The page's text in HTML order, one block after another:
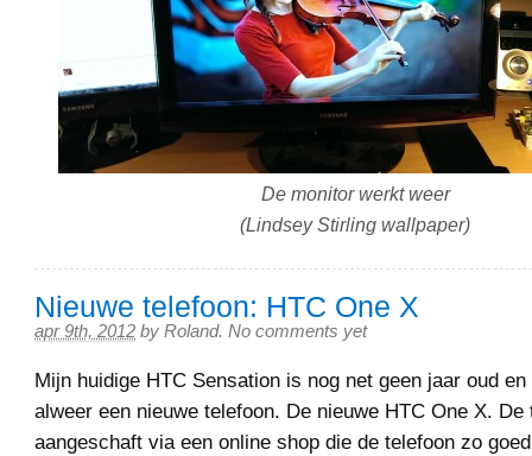
De monitor werkt weer
(Lindsey Stirling wallpaper)
Nieuwe telefoon: HTC One X
apr 9th, 2012 by Roland. No comments yet
Mijn huidige HTC Sensation is nog net geen jaar oud
alweer een nieuwe telefoon. De nieuwe HTC One X. De
aangeschaft via een online shop die de telefoon zo